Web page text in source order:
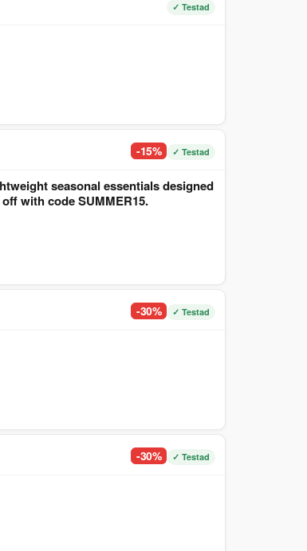
✓ Testad
-15% ✓ Testad
seasonal essentials designed
with code SUMMER15.
-30% ✓ Testad
-30% ✓ Testad